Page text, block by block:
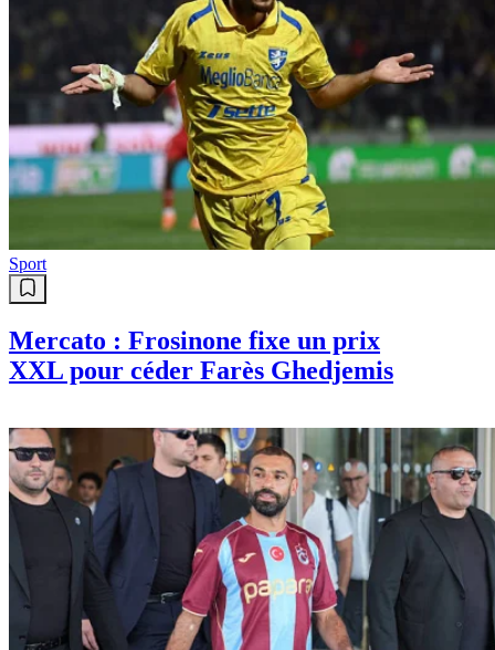
Sport
Mercato : Frosinone fixe un prix
XXL pour céder Farès Ghedjemis